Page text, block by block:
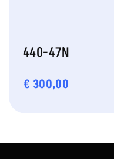
440-47N
€ 300,00